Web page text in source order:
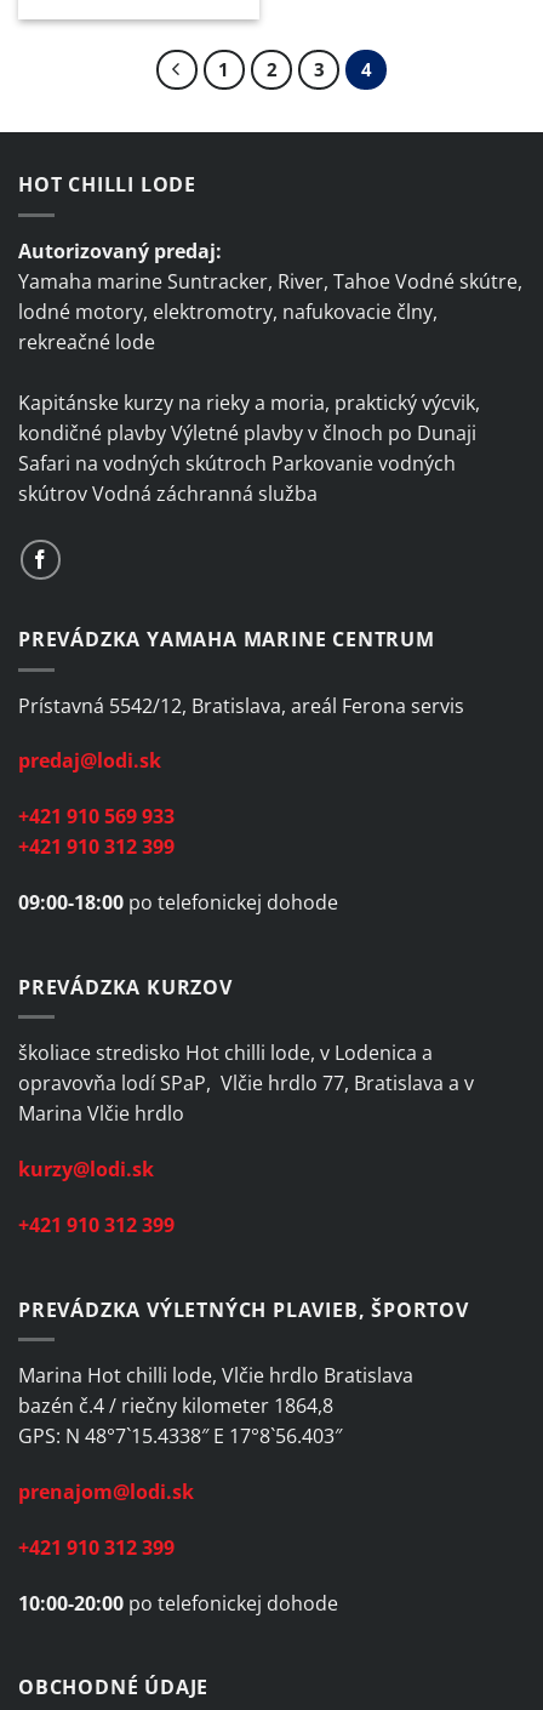
1 2 3 4
HOT CHILLI LODE
Autorizovaný predaj:
Yamaha marine Suntracker, River, Tahoe Vodné skútre,
lodné motory, elektromotry, nafukovacie člny,
rekreačné lode
Kapitánske kurzy na rieky a moria, praktický výcvik,
kondičné plavby Výletné plavby v člnoch po Dunaji
Safari na vodných skútroch Parkovanie vodných
skútrov Vodná záchranná služba
PREVÁDZKA YAMAHA MARINE CENTRUM
Prístavná 5542/12, Bratislava, areál Ferona servis
predaj@lodi.sk
+421 910 569 933
+421 910 312 399
09:00-18:00 po telefonickej dohode
PREVÁDZKA KURZOV
školiace stredisko Hot chilli lode, v Lodenica a
opravovňa lodí SPaP, Vlčie hrdlo 77, Bratislava a v
Marina Vlčie hrdlo
kurzy@lodi.sk
+421 910 312 399
PREVÁDZKA VÝLETNÝCH PLAVIEB, ŠPORTOV
Marina Hot chilli lode, Vlčie hrdlo Bratislava
bazén č.4 / riečny kilometer 1864,8
GPS: N 48°7`15.4338″ E 17°8`56.403″
prenajom@lodi.sk
+421 910 312 399
10:00-20:00 po telefonickej dohode
OBCHODNÉ ÚDAJE